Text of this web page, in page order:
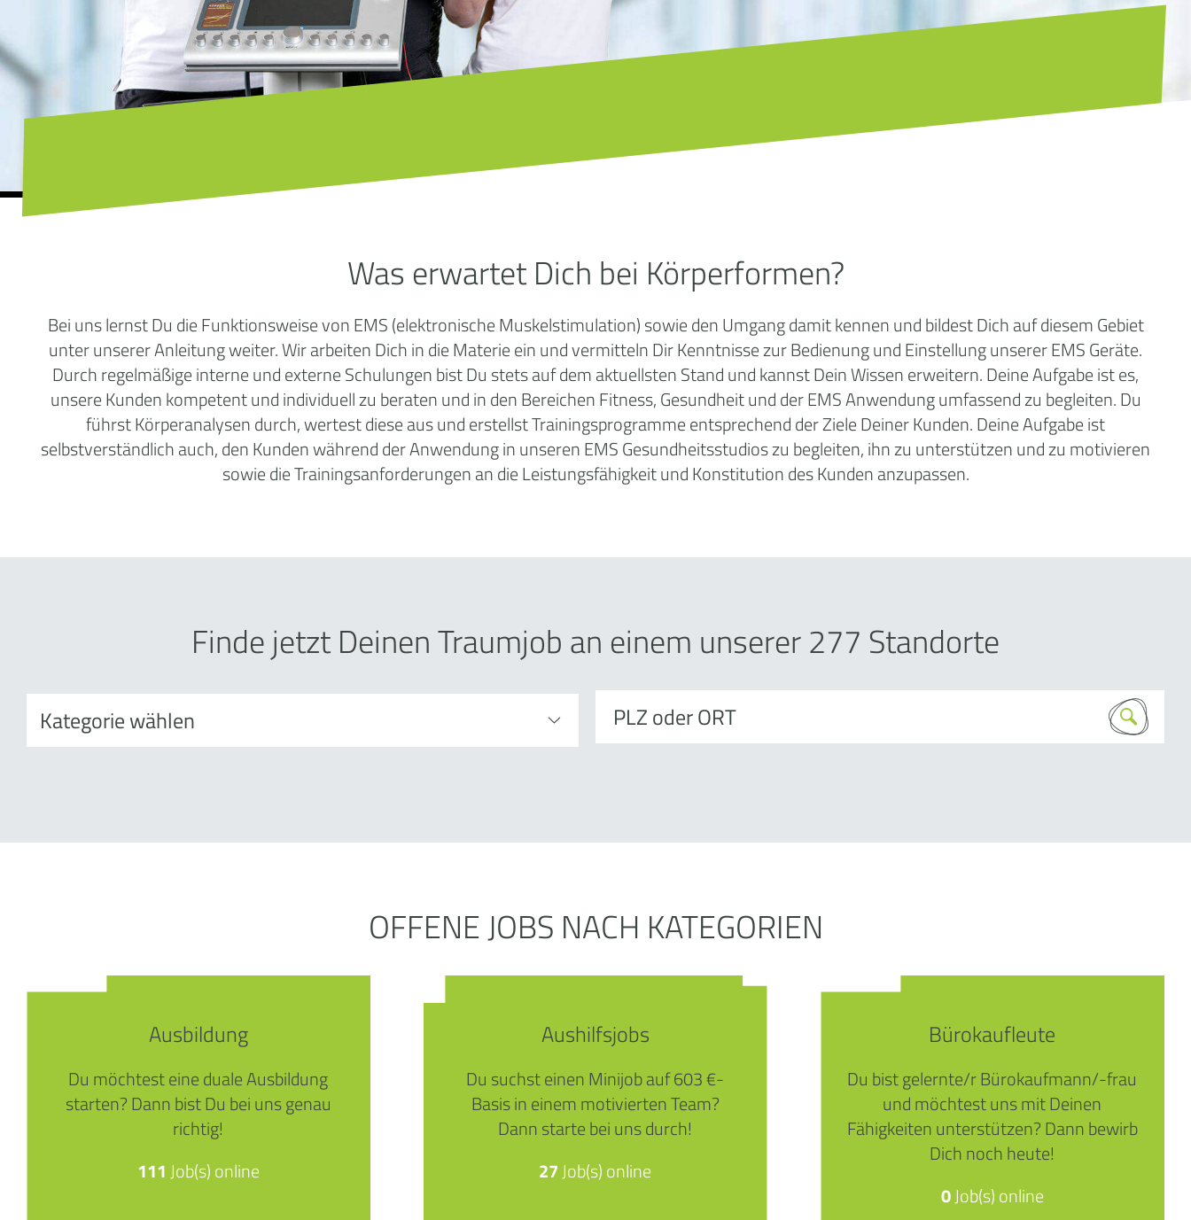
Was erwartet Dich bei Körperformen?
Bei uns lernst Du die Funktionsweise von EMS (elektronische Muskelstimulation) sowie den Umgang damit kennen und bildest Dich auf diesem Gebiet
unter unserer Anleitung weiter. Wir arbeiten Dich in die Materie ein und vermitteln Dir Kenntnisse zur Bedienung und Einstellung unserer EMS Geräte.
Durch regelmäßige interne und externe Schulungen bist Du stets auf dem aktuellsten Stand und kannst Dein Wissen erweitern. Deine Aufgabe ist es,
unsere Kunden kompetent und individuell zu beraten und in den Bereichen Fitness, Gesundheit und der EMS Anwendung umfassend zu begleiten. Du
führst Körperanalysen durch, wertest diese aus und erstellst Trainingsprogramme entsprechend der Ziele Deiner Kunden. Deine Aufgabe ist
selbstverständlich auch, den Kunden während der Anwendung in unserenEMS Gesundheitsstudioszu begleiten, ihn zu unterstützen und zu motivieren
sowie die Trainingsanforderungen an die Leistungsfähigkeit und Konstitution des Kunden anzupassen.
Finde jetzt Deinen Traumjob an einem unserer277 Standorte
OFFENE JOBS NACH KATEGORIEN
Ausbildung
Du möchtest eine duale Ausbildung
starten? Dann bist Du bei uns genau
richtig!
111Job(s) online
Aushilfsjobs
Du suchst einen Minijob auf 603 €-
Basis in einem motivierten Team?
Dann starte bei uns durch!
27Job(s) online
Bürokaufleute
Du bist gelernte/r Bürokaufmann/-frau
und möchtest uns mit Deinen
Fähigkeiten unterstützen? Dann bewirb
Dich noch heute!
0Job(s) online